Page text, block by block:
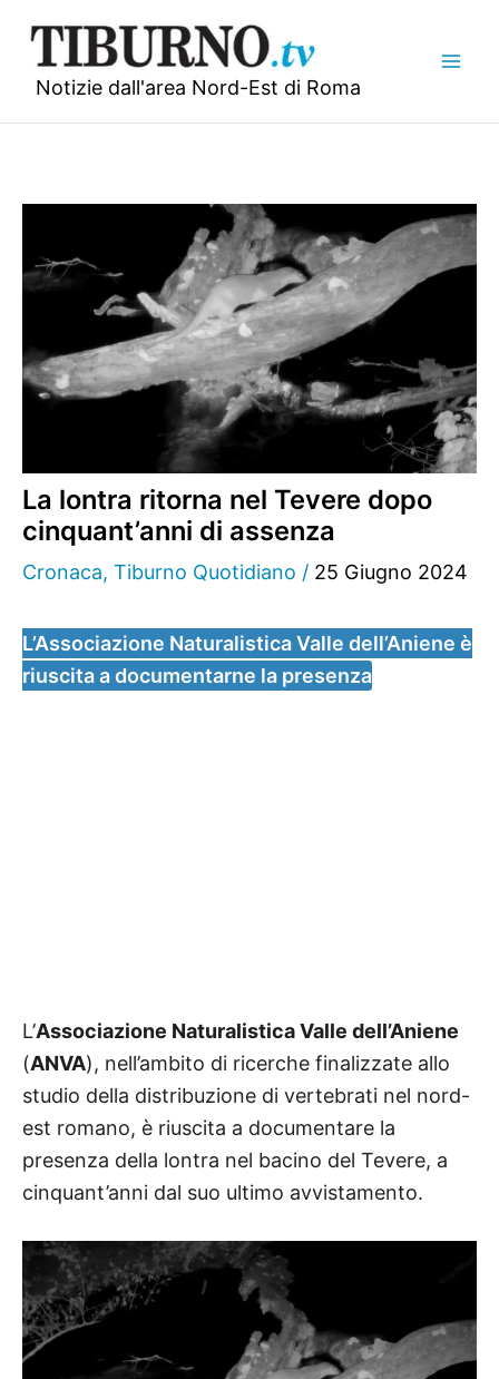
contenuto
Notizie dall'area Nord-Est di Roma
La lontra ritorna nel Tevere dopo
cinquant’anni di assenza
Cronaca, Tiburno Quotidiano / 25 Giugno 2024
L’Associazione Naturalistica Valle dell’Aniene è
riuscita a documentarne la presenza
L’Associazione Naturalistica Valle dell’Aniene
(ANVA), nell’ambito di ricerche finalizzate allo
studio della distribuzione di vertebrati nel nord-
est romano, è riuscita a documentare la
presenza della lontra nel bacino del Tevere, a
cinquant’anni dal suo ultimo avvistamento.